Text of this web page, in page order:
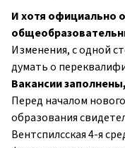
И хотя официально
Изменения, с одной
думать о
Вакансии
Перед началом
образования
Вентспилсская 4-я